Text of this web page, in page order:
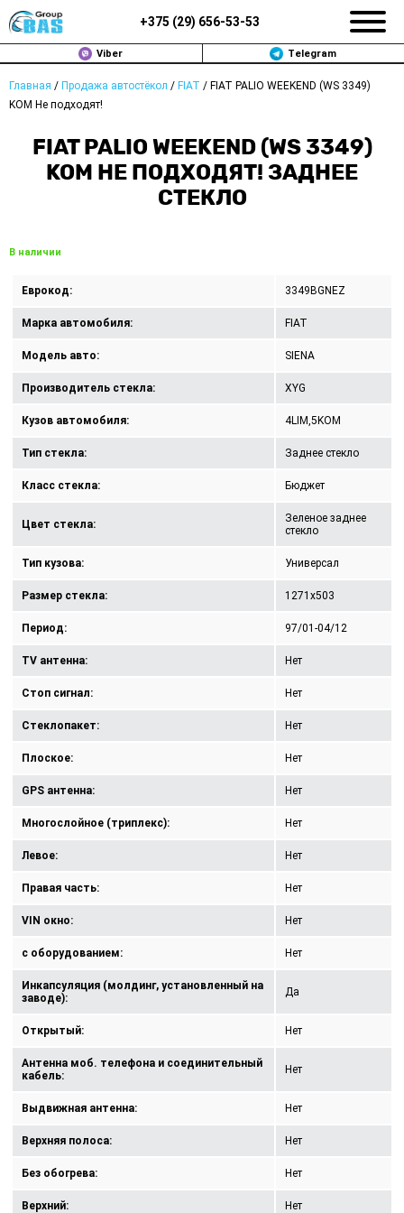
+375 (29) 656-53-53
Viber Telegram
Главная / Продажа автостёкол / FIAT / FIAT PALIO WEEKEND (WS 3349)
KOM Не подходят!
FIAT PALIO WEEKEND (WS 3349)
KOM НЕ ПОДХОДЯТ! ЗАДНЕЕ
СТЕКЛО
В наличии
Еврокод: 3349BGNEZ
Марка автомобиля: FIAT
Модель авто: SIENA
Производитель стекла: XYG
Кузов автомобиля: 4LIM,5KOM
Тип стекла: Заднее стекло
Класс стекла: Бюджет
Цвет стекла:
Зеленое заднее
стекло
Тип кузова: Универсал
Размер стекла: 1271x503
Период: 97/01-04/12
TV антенна: Нет
Стоп сигнал: Нет
Стеклопакет: Нет
Плоское: Нет
GPS антенна: Нет
Многослойное (триплекс): Нет
Левое: Нет
Правая часть: Нет
VIN окно: Нет
с оборудованием: Нет
Инкапсуляция (молдинг, установленный на
заводе):
Да
Открытый: Нет
Антенна моб. телефона и соединительный
кабель:
Нет
Выдвижная антенна: Нет
Верхняя полоса: Нет
Без обогрева: Нет
Верхний: Нет
ЗАМЕНА АВТОСТЕКОЛ В МИНСКЕ
ПРОДАЖА АВТОСТЁКОЛ
РЕМОНТ
ПОЛИТИКА КОНФИДЕНЦИАЛЬНОСТИ